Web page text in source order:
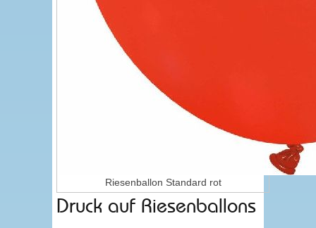
Riesenballon Standard rot
Druck auf Riesenballons